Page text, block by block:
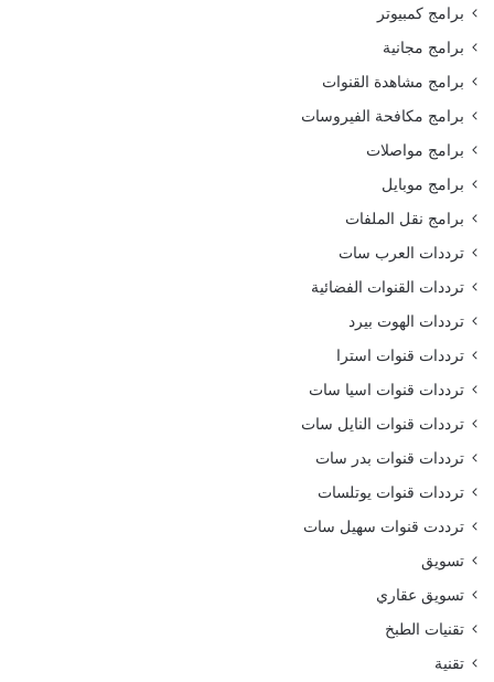
برامج كمبيوتر
برامج مجانية
برامج مشاهدة القنوات
برامج مكافحة الفيروسات
برامج مواصلات
برامج موبايل
برامج نقل الملفات
ترددات العرب سات
ترددات القنوات الفضائية
ترددات الهوت بيرد
ترددات قنوات استرا
ترددات قنوات اسيا سات
ترددات قنوات النايل سات
ترددات قنوات بدر سات
ترددات قنوات يوتلسات
ترددت قنوات سهيل سات
تسويق
تسويق عقاري
تقنيات الطبخ
تقنية